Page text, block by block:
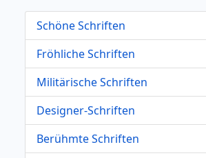
Schöne Schriften
Fröhliche Schriften
Militärische Schriften
Designer-Schriften
Berühmte Schriften